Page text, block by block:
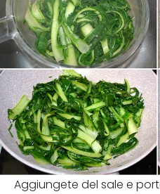
Aggiungete del sale e